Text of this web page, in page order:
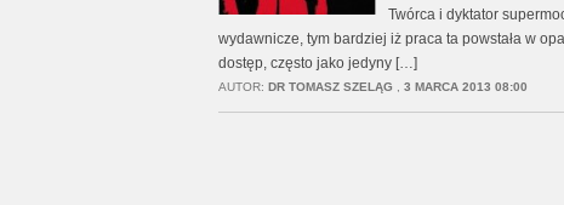
Twórca i dyktator
wydawnicze, tym bardziej iż praca ta powstała w
dostęp, często jako jedyny […]
AUTOR: DR TOMASZ SZELĄG 3 MARCA 2013 08:00